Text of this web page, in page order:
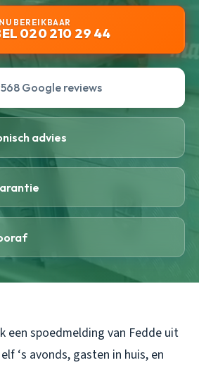
BEREIKBAAR
020 210 29 44
568 Google reviews
advies
een spoedmelding van Fedde uit
‘s avonds, gasten in huis, en